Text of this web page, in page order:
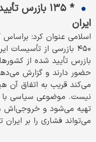
* ۱۳۵ بازرس
ایران
بازرس تأیید شده از
حضور دارند و گزارش
می‌کند قریب به اتفاق آن
نیست. موضوعی سیاسی
تهیه می‌شود و خروجی‌اش
می‌تواند فشاری را بر